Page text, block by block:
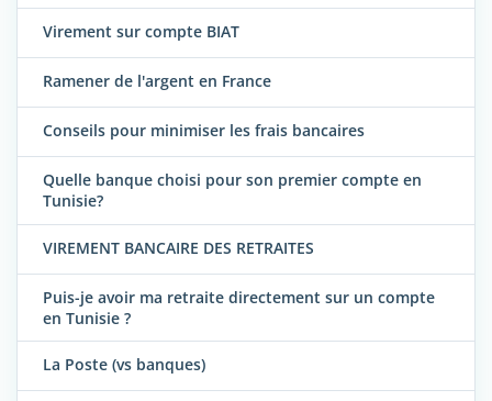
Virement sur compte BIAT
Ramener de l'argent en France
Conseils pour minimiser les frais bancaires
Quelle banque choisi pour son premier compte en
Tunisie?
VIREMENT BANCAIRE DES RETRAITES
Puis-je avoir ma retraite directement sur un compte
en Tunisie ?
La Poste (vs banques)